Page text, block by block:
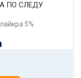
ПО СЛЕДУ
5%